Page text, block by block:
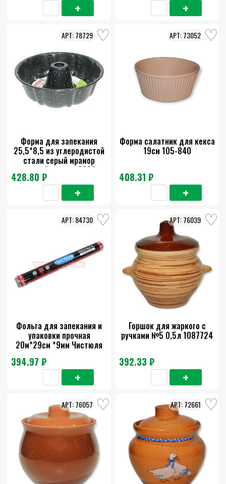
Форма для запекания
25,5*8,5 из углеродистой
стали серый мрамор
черный мрамор 6032
428.80 ₽
78729
Форма салатник для кекса
19см 105-840
408.31 ₽
73052
Фольга для запекания и
упаковки прочная
20м*29см *9мм Чистюля
394.97 ₽
84730
Горшок для жаркого с
ручками №5 0,5л 1087724
392.33 ₽
76039
76057 72661